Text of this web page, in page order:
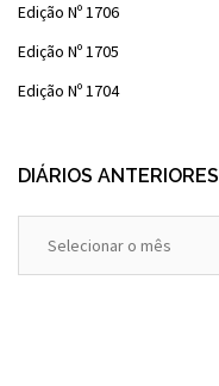
Edição Nº 1706
Edição Nº 1705
Edição Nº 1704
DIÁRIOS ANTERIORES
Anteriores